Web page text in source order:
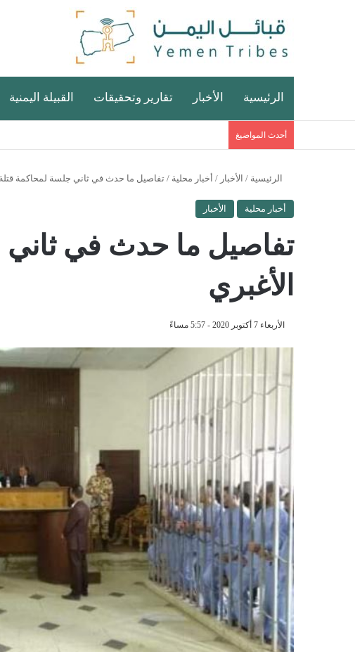
الرئيسية الأخبار تقارير وتحقيقات القبيلة اليمنية
أحدث المواضيغ
الرئيسية / الأخبار / أخبار محلية /تفاصيل ما حدث في ثاني جلسة لمحاكمة قتلة
أخبار محلية الأخبار
تفاصيل ما حدث في ثاني
الأغبري
الأربعاء 7 أكتوبر 2020 - 5:57 مساءً